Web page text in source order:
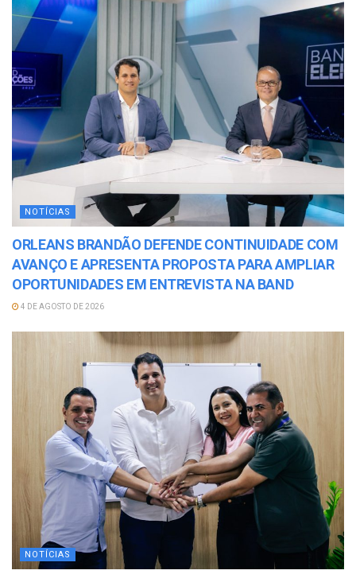
NOTÍCIAS
ORLEANS BRANDÃO DEFENDE CONTINUIDADE COM
AVANÇO E APRESENTA PROPOSTA PARA AMPLIAR
OPORTUNIDADES EM ENTREVISTA NA BAND
4 DE AGOSTO DE 2026
NOTÍCIAS